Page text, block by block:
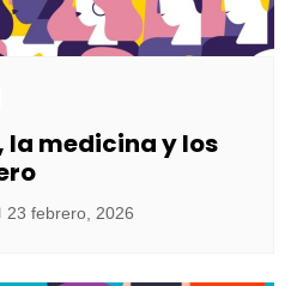
la medicina y los
23 febrero, 2026